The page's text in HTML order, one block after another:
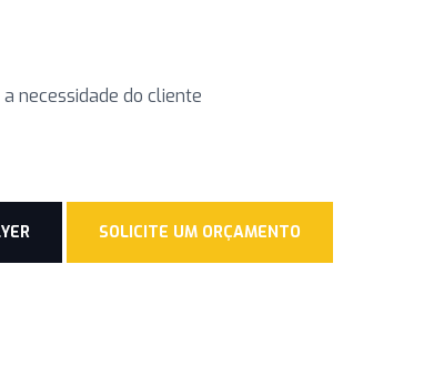
necessidade do cliente
SOLICITE UM ORÇAMENTO